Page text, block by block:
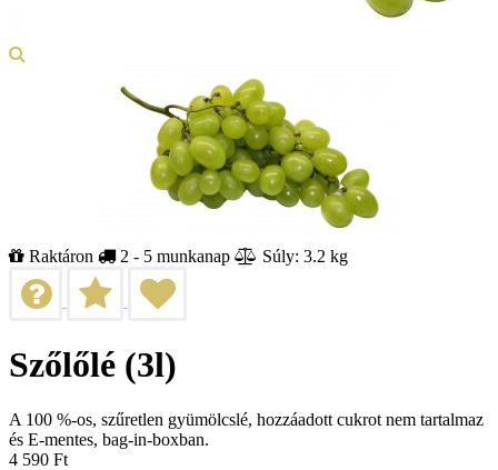
Raktáron 2 - 5 munkanap Súly: 3.2 kg
Szőlőlé (3l)
A 100 %-os, szűretlen gyümölcslé, hozzáadott cukrot nem tartalmaz
és E-mentes, bag-in-boxban.
4 590 Ft